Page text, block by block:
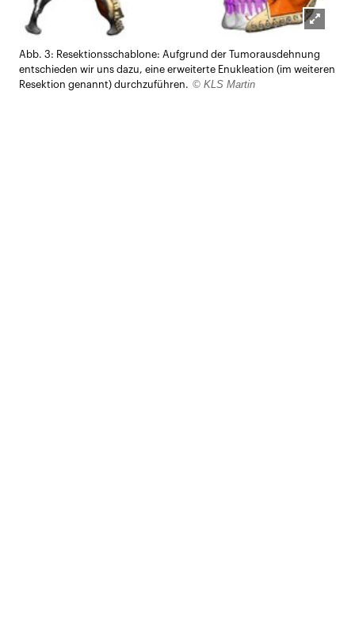
öffnen
Abb. 3: Resektionsschablone: Aufgrund der Tumorausdehnung
entschieden wir uns dazu, eine erweiterte Enukleation (im weiteren
Resektion genannt) durchzuführen. © KLS Martin